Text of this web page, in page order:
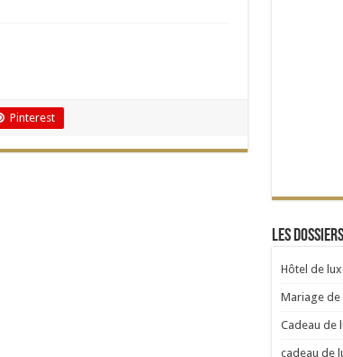
Pinterest
Les
Hôtel de
Mariage de
Cadeau de
cadeau de